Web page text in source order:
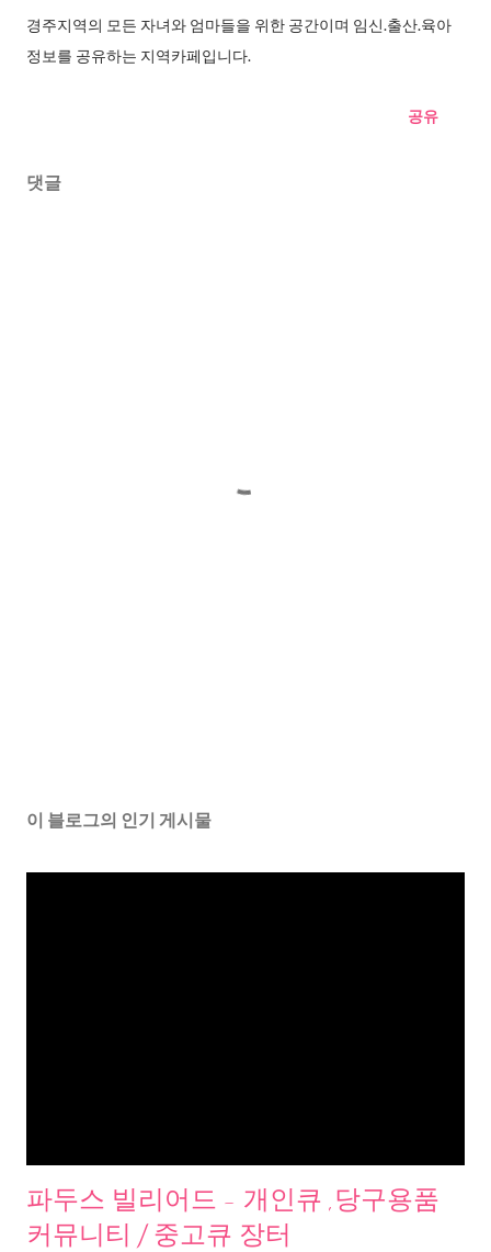
경주지역의 모든 자녀와 엄마들을 위한 공간이며 임신.출산.육아
정보를 공유하는 지역카페입니다.
공유
댓글
이 블로그의 인기 게시물
파두스 빌리어드 - 개인큐 ,당구용품
커뮤니티 / 중고큐 장터